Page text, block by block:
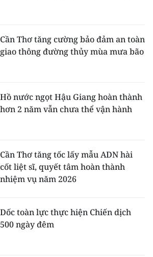
Cần Thơ tăng cường bảo đảm an toàn
giao thông đường thủy mùa mưa bão
Hồ nước ngọt Hậu Giang hoàn thành
hơn 2 năm vẫn chưa thể vận hành
Cần Thơ tăng tốc lấy mẫu ADN hài
cốt liệt sĩ, quyết tâm hoàn thành
nhiệm vụ năm 2026
Dốc toàn lực thực hiện Chiến dịch
500 ngày đêm